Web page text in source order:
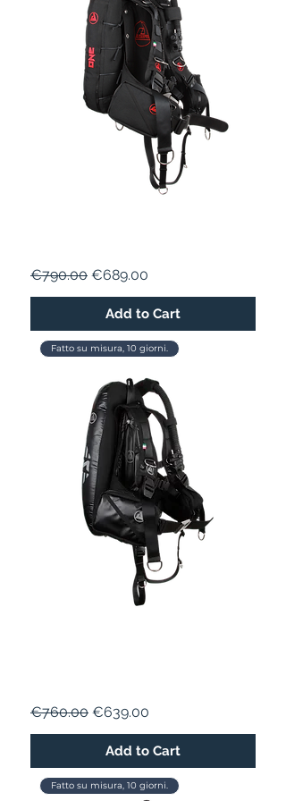
Regular Price
€790.00 Sale Price
€689.00
Add to Cart
Fatto su misura, 10 giorni.
Regular Price
€760.00 Sale Price
€639.00
Add to Cart
Fatto su misura, 10 giorni.